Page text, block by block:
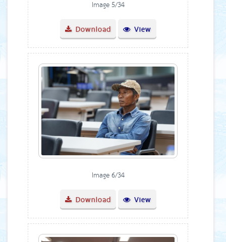
Image 5/34
Download View
Image 6/34
Download View